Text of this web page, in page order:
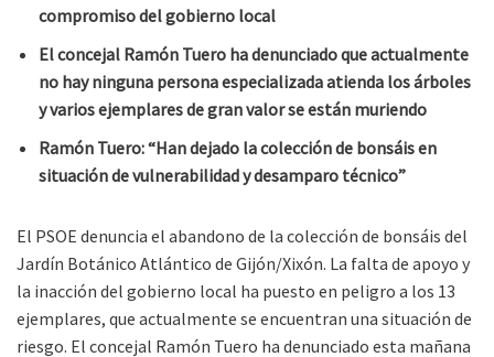
compromiso del gobierno local
El concejal Ramón Tuero ha denunciado que actualmente
no hay ninguna persona especializada atienda los árboles
y varios ejemplares de gran valor se están muriendo
Ramón Tuero: “Han dejado la colección de bonsáis en
situación de vulnerabilidad y desamparo técnico”
El PSOE denuncia el abandono de la colección de bonsáis del
Jardín Botánico Atlántico de Gijón/Xixón. La falta de apoyo y
la inacción del gobierno local ha puesto en peligro a los 13
ejemplares, que actualmente se encuentran una situación de
riesgo. El concejal Ramón Tuero ha denunciado esta mañana